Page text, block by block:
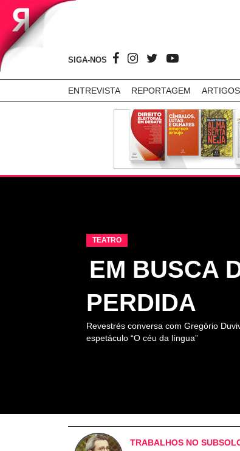
SIGA-NOS
ENTREVISTA REPORTAGEM ARTIGOS
TEATRO
EM BUSCA
PERDIDA
Revestrés conversa com Gregório
espetáculo “O céu da língua”
TRABALHOS NO